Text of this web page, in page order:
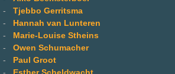
- Tjebbo Gerritsma
-
Hannah van Lunteren
-
Marie-Louise Stheins
- Owen Schumacher
-
Paul Groot